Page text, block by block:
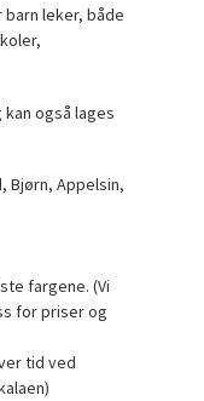
barn leker, både
også lages
Bjørn, Appelsin,
fargene. (Vi
for priser og
tid ved